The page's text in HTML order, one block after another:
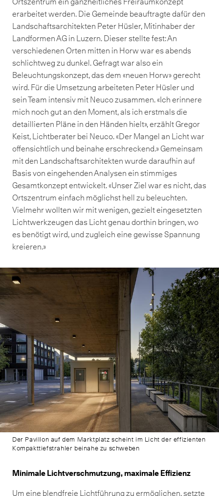
erarbeitet werden. Die Gemeinde beauftragte dafür den
Landschaftsarchitekten Peter Hüsler, Mitinhaber der
Landformen AG in Luzern. Dieser stellte fest: An
verschiedenen Orten mitten in Horw war es abends
schlichtweg zu dunkel. Gefragt war also ein
Beleuchtungskonzept, das dem «neuen Horw» gerecht
wird. Für die Umsetzung arbeiteten Peter Hüsler und
sein Team intensiv mit Neuco zusammen. «Ich erinnere
mich noch gut an den Moment, als ich erstmals die
detaillierten Pläne in den Händen hielt», erzählt Gregor
Keist, Lichtberater bei Neuco. «Der Mangel an Licht war
offensichtlich und beinahe erschreckend.» Gemeinsam
mit den Landschaftsarchitekten wurde daraufhin auf
Basis von eingehenden Analysen ein stimmiges
Gesamtkonzept entwickelt. «Unser Ziel war es nicht, das
Ortszentrum einfach möglichst hell zu beleuchten.
Vielmehr wollten wir mit wenigen, gezielt eingesetzten
Lichtwerkzeugen das Licht genau dorthin bringen, wo
es benötigt wird, und zugleich eine gewisse Spannung
kreieren.»
Der Pavillon auf dem Marktplatz scheint im Licht der effizienten
Kompakttiefstrahler beinahe zu schweben
Minimale Lichtverschmutzung, maximale Effizienz
Um eine blendfreie Lichtführung zu ermöglichen, setzte